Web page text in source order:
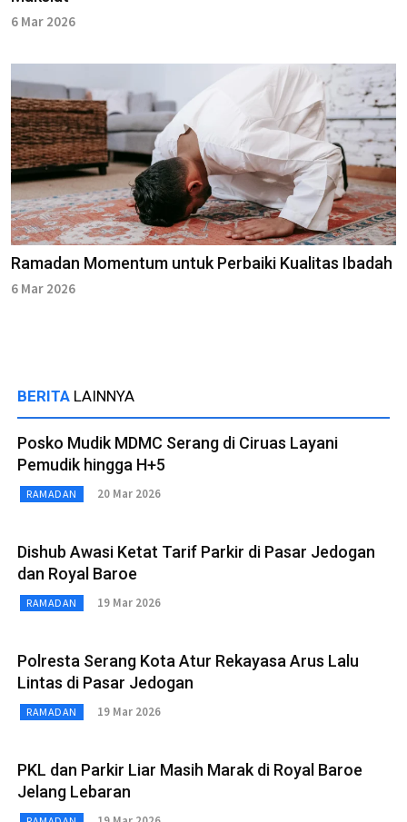
6 Mar 2026
Ramadan Momentum untuk Perbaiki Kualitas Ibadah
6 Mar 2026
BERITA LAINNYA
Posko Mudik MDMC Serang di Ciruas Layani
Pemudik hingga H+5
RAMADAN 20 Mar 2026
Dishub Awasi Ketat Tarif Parkir di Pasar Jedogan
dan Royal Baroe
RAMADAN 19 Mar 2026
Polresta Serang Kota Atur Rekayasa Arus Lalu
Lintas di Pasar Jedogan
RAMADAN 19 Mar 2026
PKL dan Parkir Liar Masih Marak di Royal Baroe
Jelang Lebaran